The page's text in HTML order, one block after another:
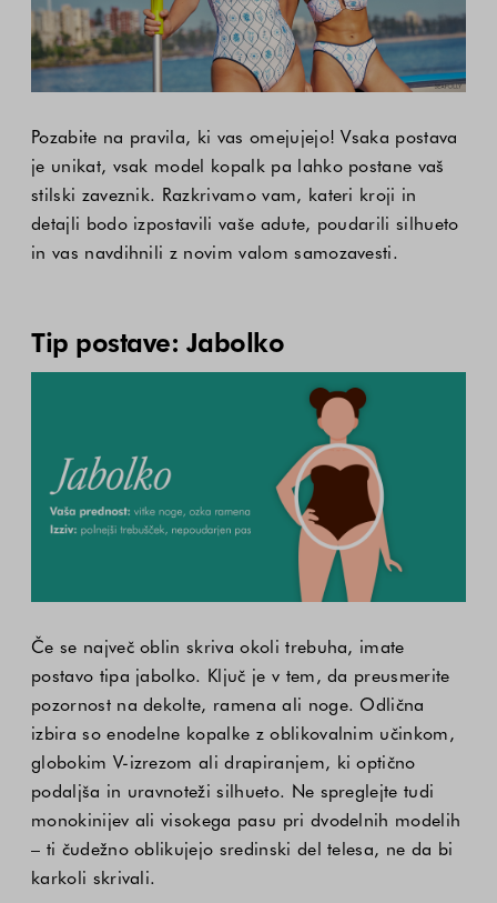
Pozabite na pravila, ki vas omejujejo! Vsaka postava
je unikat, vsak model kopalk pa lahko postane vaš
stilski zaveznik. Razkrivamo vam, kateri kroji in
detajli bodo izpostavili vaše adute, poudarili silhueto
in vas navdihnili z novim valom samozavesti.
Tip postave: Jabolko
Če se največ oblin skriva okoli trebuha, imate
postavo tipa jabolko. Ključ je v tem, da preusmerite
pozornost na dekolte, ramena ali noge. Odlična
izbira so enodelne kopalke z oblikovalnim učinkom,
globokim V-izrezom ali drapiranjem, ki optično
podaljša in uravnoteži silhueto. Ne spreglejte tudi
monokinijev ali visokega pasu pri dvodelnih modelih
– ti čudežno oblikujejo sredinski del telesa, ne da bi
karkoli skrivali.